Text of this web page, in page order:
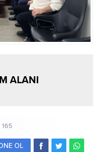
ALANI
165
OL